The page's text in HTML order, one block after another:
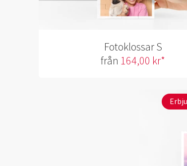
Fotoklossar S
från 164,00 kr*